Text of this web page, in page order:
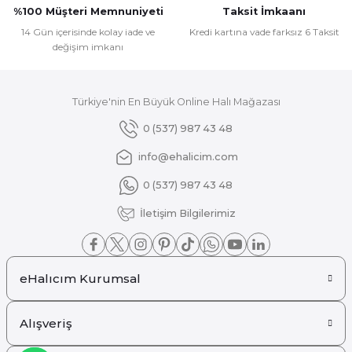
%100 Müşteri Memnuniyeti
14 Gün içerisinde kolay iade ve
değişim imkanı
Taksit İmkaanı
Kredi kartına vade farksız 6 Taksit
Türkiye'nin En Büyük Online Halı Mağazası
0 (537) 987 43 48
info@ehalicim.com
0 (537) 987 43 48
İletişim Bilgilerimiz
eHalıcım Kurumsal
Alışveriş